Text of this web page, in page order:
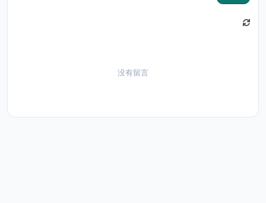
没有留言